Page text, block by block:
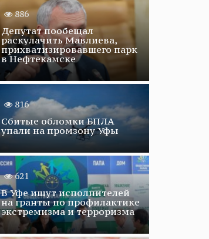
886
Депутат пообещал
раскулачить Мавлиева,
прихватизировавшего парк
в Нефтекамске
816
Сбитые обломки БПЛА
упали на промзону Уфы
621
В Уфе ищут исполнителей
на гранты по профилактике
экстремизма и терроризма